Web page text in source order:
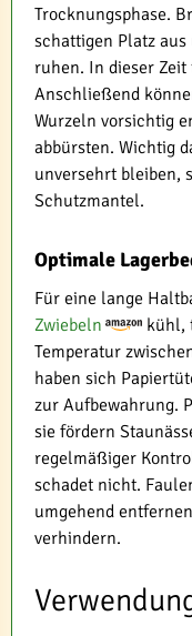
Trocknungsphase.
schattigen Platz aus
ruhen. In dieser
Anschließend
Wurzeln vorsichtig
abbürsten. Wichtig
unversehrt bleiben,
Schutzmantel.
Optimale
Für eine lange
Zwiebeln
kühl,
Temperatur
haben sich
zur Aufbewahrung.
sie fördern
regelmäßiger
schadet nicht.
umgehend
verhindern.